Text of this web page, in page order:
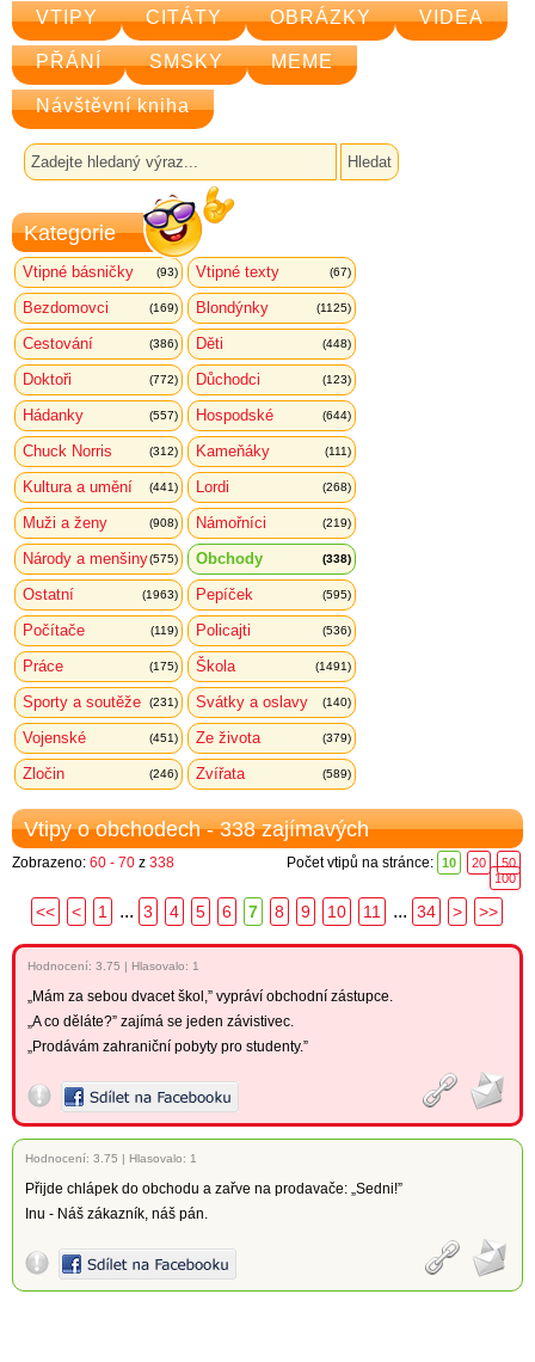
VTIPY CITÁTY OBRÁZKY VIDEA
PŘÁNÍ SMSKY MEME
Návštěvní kniha
Kategorie
Vtipné básničky (93) Vtipné texty (67)
Bezdomovci (169) Blondýnky (1125)
Cestování (386) Děti (448)
Doktoři (772) Důchodci (123)
Hádanky (557) Hospodské (644)
Chuck Norris (312) Kameňáky (111)
Kultura a umění (441) Lordi (268)
Muži a ženy (908) Námořníci (219)
Národy a menšiny(575) Obchody (338)
Ostatní (1963) Pepíček (595)
Počítače (119) Policajti (536)
Práce (175) Škola (1491)
Sporty a soutěže (231) Svátky a oslavy (140)
Vojenské (451) Ze života (379)
Zločin (246) Zvířata (589)
Vtipy o obchodech - 338 zajímavých
Zobrazeno: 60 - 70 z 338 Počet vtipů na stránce: 10 20
50
100
<< < 1 ... 3 4 5 6 7 8 9 10 11 ... 34 > >>
Hodnocení: 3.75 | Hlasovalo: 1
„Mám za sebou dvacet škol,” vypráví obchodní zástupce.
„A co děláte?” zajímá se jeden závistivec.
„Prodávám zahraniční pobyty pro studenty.”
Hodnocení: 3.75 | Hlasovalo: 1
Přijde chlápek do obchodu a zařve na prodavače: „Sedni!”
Inu - Náš zákazník, náš pán.